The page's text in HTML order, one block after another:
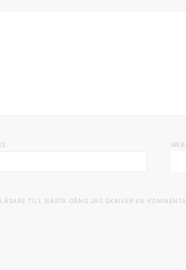
TILL NÄSTA GÅNG JAG SKRIVER EN